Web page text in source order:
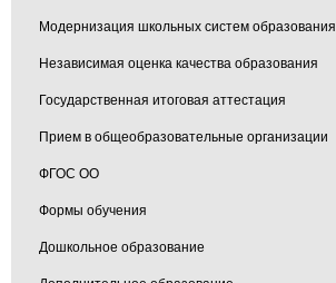
Модернизация школьных систем образования
Независимая оценка качества образования
Государственная итоговая аттестация
Прием в общеобразовательные организации
ФГОС ОО
Формы обучения
Дошкольное образование